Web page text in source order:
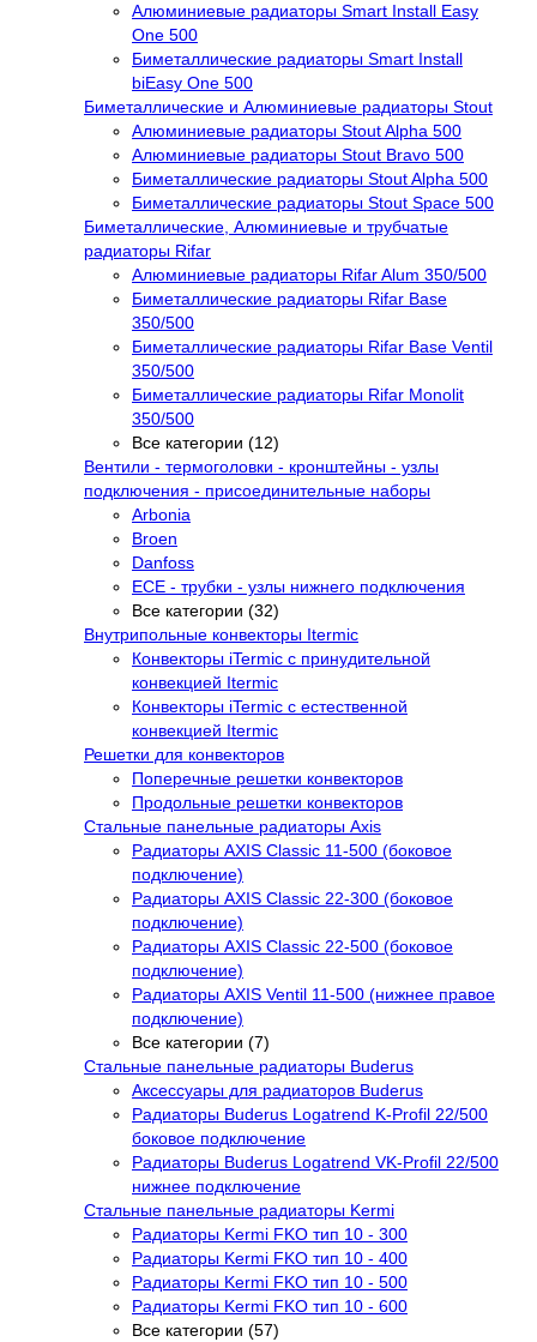
Алюминиевые радиаторы Smart Install Easy
One 500
Биметаллические радиаторы Smart Install
biEasy One 500
Биметаллические и Алюминиевые радиаторы Stout
Алюминиевые радиаторы Stout Alpha 500
Алюминиевые радиаторы Stout Bravo 500
Биметаллические радиаторы Stout Alpha 500
Биметаллические радиаторы Stout Space 500
Биметаллические, Алюминиевые и трубчатые
радиаторы Rifar
Алюминиевые радиаторы Rifar Alum 350/500
Биметаллические радиаторы Rifar Base
350/500
Биметаллические радиаторы Rifar Base Ventil
350/500
Биметаллические радиаторы Rifar Monolit
350/500
Все категории (12)
Вентили - термоголовки - кронштейны - узлы
подключения - присоединительные наборы
Arbonia
Broen
Danfoss
ECE - трубки - узлы нижнего подключения
Все категории (32)
Внутрипольные конвекторы Itermic
Конвекторы iTermic c принудительной
конвекцией Itermic
Конвекторы iTermic с естественной
конвекцией Itermic
Решетки для конвекторов
Поперечные решетки конвекторов
Продольные решетки конвекторов
Стальные панельные радиаторы Axis
Радиаторы AXIS Classic 11-500 (боковое
подключение)
Радиаторы AXIS Classic 22-300 (боковое
подключение)
Радиаторы AXIS Classic 22-500 (боковое
подключение)
Радиаторы AXIS Ventil 11-500 (нижнее правое
подключение)
Все категории (7)
Стальные панельные радиаторы Buderus
Аксессуары для радиаторов Buderus
Радиаторы Buderus Logatrend K-Profil 22/500
боковое подключение
Радиаторы Buderus Logatrend VK-Profil 22/500
нижнее подключение
Стальные панельные радиаторы Kermi
Радиаторы Kermi FKO тип 10 - 300
Радиаторы Kermi FKO тип 10 - 400
Радиаторы Kermi FKO тип 10 - 500
Радиаторы Kermi FKO тип 10 - 600
Все категории (57)